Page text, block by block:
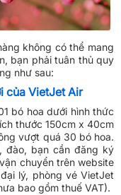
không có thể mang
bạn phải tuân thủ quy
như sau:
của VietJet Air
bó hoa dưới hình thức
thước 150cm x 40cm
vượt quá 30 bó hoa.
đào, bạn cần đăng ký
chuyển trên website
lý, phòng vé VietJet
bao gồm thuế VAT).